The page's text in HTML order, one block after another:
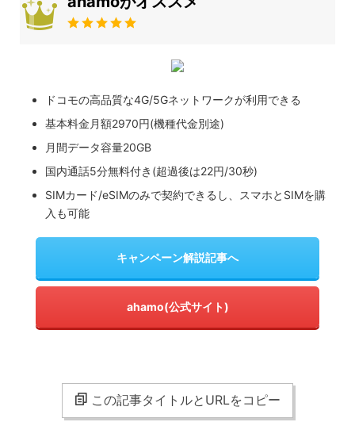
ドコモの高品質な4G/5Gネットワークが利用できる
基本料金月額2970円(機種代金別途)
月間データ容量20GB
国内通話5分無料付き(超過後は22円/30秒)
SIMカード/eSIMのみで契約できるし、スマホとSIMを購
入も可能
キャンペーン解説記事へ
ahamo(公式サイト)
この記事タイトルとURLをコピー